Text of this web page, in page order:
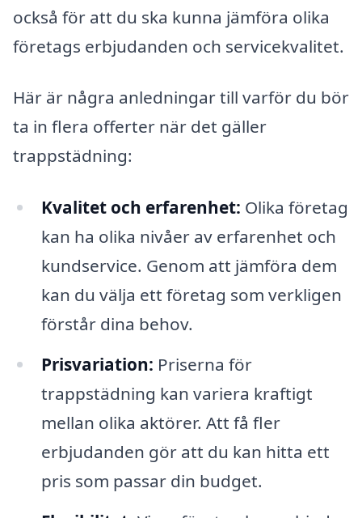
också för att du ska kunna jämföra olika
företags erbjudanden och servicekvalitet.
Här är några anledningar till varför du bör
ta in flera offerter när det gäller
trappstädning:
Kvalitet och erfarenhet: Olika företag
kan ha olika nivåer av erfarenhet och
kundservice. Genom att jämföra dem
kan du välja ett företag som verkligen
förstår dina behov.
Prisvariation: Priserna för
trappstädning kan variera kraftigt
mellan olika aktörer. Att få fler
erbjudanden gör att du kan hitta ett
pris som passar din budget.